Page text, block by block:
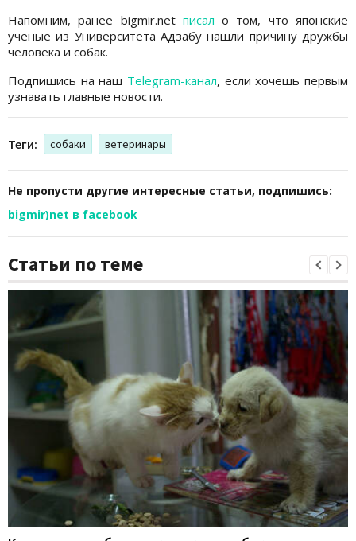
Напомним, ранее bigmir.net писал о том, что японские
ученые из Университета Адзабу нашли причину дружбы
человека и собак.
Подпишись на наш Telegram-канал, если хочешь первым
узнавать главные новости.
Теги: собаки ветеринары
Не пропусти другие интересные статьи, подпишись:
bigmir)net в facebook
Статьи по теме